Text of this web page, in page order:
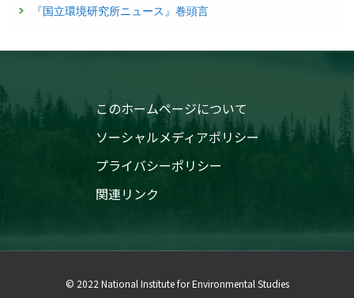
『国立環境研究所ニュース』巻頭言
このホームページについて
ソーシャルメディアポリシー
プライバシーポリシー
関連リンク
© 2022 National Institute for Environmental Studies